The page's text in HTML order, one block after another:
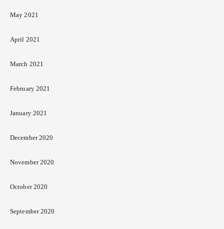
May 2021
April 2021
March 2021
February 2021
January 2021
December 2020
November 2020
October 2020
September 2020